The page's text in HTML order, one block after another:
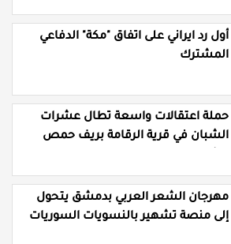
أول رد ايراني على اتفاق "مكة" الدفاعي
المشترك
حملة اعتقالات واسعة تطال عشرات
الشبان في قرية الرقامة بريف حمص
مهرجان الشعر العربي بدمشق يتحول
إلى منصة تشهير بالنسويات السوريات